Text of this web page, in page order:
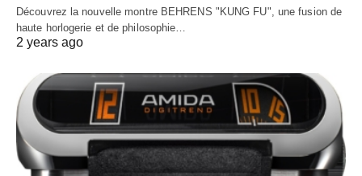
Découvrez la nouvelle montre BEHRENS "KUNG FU", une fusion de
haute horlogerie et de philosophie…
2 years ago